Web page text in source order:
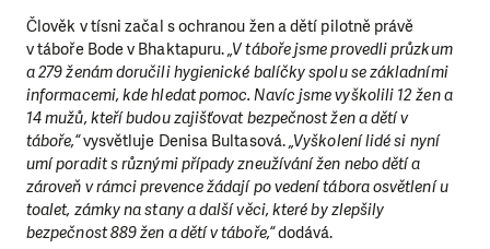
Člověk v tísni začal s ochranou žen a dětí pilotně právě
v táboře Bode v Bhaktapuru.„V táboře jsme provedli průzkum
a 279 ženám doručili hygienické balíčky spolu se základními
informacemi, kde hledat pomoc. Navíc jsme vyškolili 12 žen a
14 mužů, kteří budou zajišťovat bezpečnost žen a dětí v
táboře,“vysvětluje Denisa Bultasová.„Vyškolení lidé si nyní
umí poradit s různými případy zneužívání žen nebo dětí a
zároveň v rámci prevence žádají po vedení tábora osvětlení u
toalet, zámky na stany a další věci, které by zlepšily
bezpečnost 889 žen a dětí v táboře,“dodává.